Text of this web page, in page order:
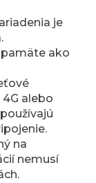
je
ako
4G alebo
na
nemusí